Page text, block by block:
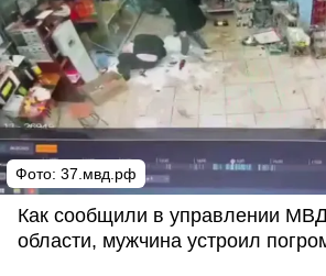
Фото: 37.мвд.рф
Как сообщили в управлении
области, мужчина устроил